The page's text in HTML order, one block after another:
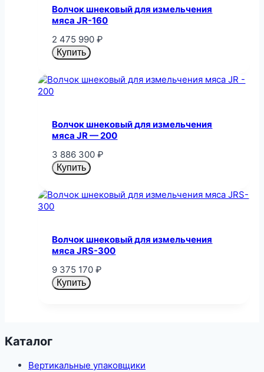
Волчок шнековый для измельчения
мяса JR-160
2 475 990₽
Купить
Волчок шнековый для измельчения
мяса JR — 200
3 886 300₽
Купить
Волчок шнековый для измельчения
мяса JRS-300
9 375 170₽
Купить
Каталог
Вертикальные упаковщики